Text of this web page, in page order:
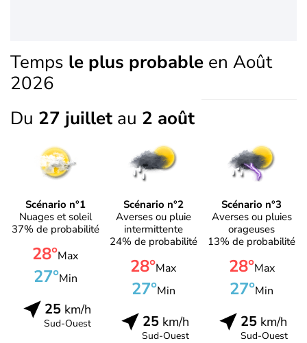
Temps le plus probable en Août
2026
Du 27 juillet au 2 août
Scénario n°1
Nuages et soleil
37% de probabilité
28°Max
27°Min
25km/h
Sud-Ouest
Scénario n°2
Averses ou pluie
intermittente
24% de probabilité
28°Max
27°Min
25km/h
Sud-Ouest
Scénario n°3
Averses ou pluies
orageuses
13% de probabilité
28°Max
27°Min
25 km/h
Sud-Ouest